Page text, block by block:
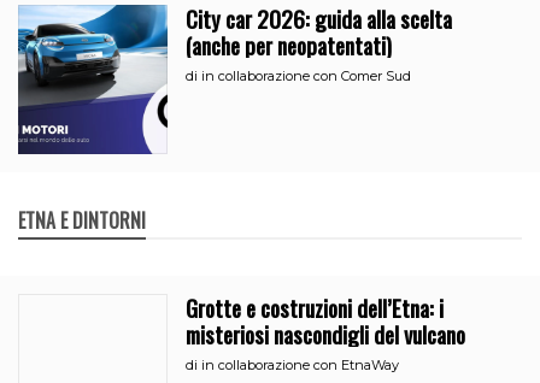
City car 2026: guida alla scelta
(anche per neopatentati)
di in collaborazione con Comer Sud
ETNA E DINTORNI
Grotte e costruzioni dell’Etna: i
misteriosi nascondigli del vulcano
di in collaborazione con EtnaWay